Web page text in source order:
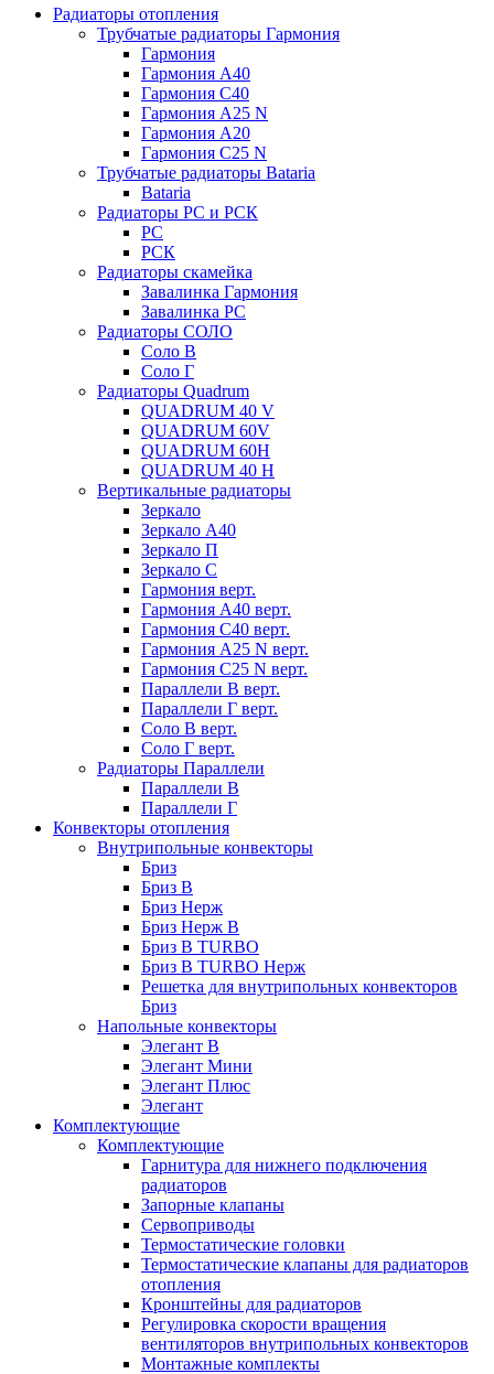
Радиаторы отопления
Трубчатые радиаторы Гармония
Гармония
Гармония А40
Гармония С40
Гармония А25 N
Гармония А20
Гармония С25 N
Трубчатые радиаторы Bataria
Bataria
Радиаторы РС и РСК
РС
РСК
Радиаторы скамейка
Завалинка Гармония
Завалинка РС
Радиаторы СОЛО
Соло В
Соло Г
Радиаторы Quadrum
QUADRUM 40 V
QUADRUM 60V
QUADRUM 60H
QUADRUM 40 H
Вертикальные радиаторы
Зеркало
Зеркало А40
Зеркало П
Зеркало С
Гармония верт.
Гармония А40 верт.
Гармония С40 верт.
Гармония А25 N верт.
Гармония С25 N верт.
Параллели В верт.
Параллели Г верт.
Соло В верт.
Соло Г верт.
Радиаторы Параллели
Параллели В
Параллели Г
Конвекторы отопления
Внутрипольные конвекторы
Бриз
Бриз В
Бриз Нерж
Бриз Нерж В
Бриз В TURBO
Бриз В TURBO Нерж
Решетка для внутрипольных конвекторов
Бриз
Напольные конвекторы
Элегант В
Элегант Мини
Элегант Плюс
Элегант
Комплектующие
Комплектующие
Гарнитура для нижнего подключения
радиаторов
Запорные клапаны
Сервоприводы
Термостатические головки
Термостатические клапаны для радиаторов
отопления
Кронштейны для радиаторов
Регулировка скорости вращения
вентиляторов внутрипольных конвекторов
Монтажные комплекты